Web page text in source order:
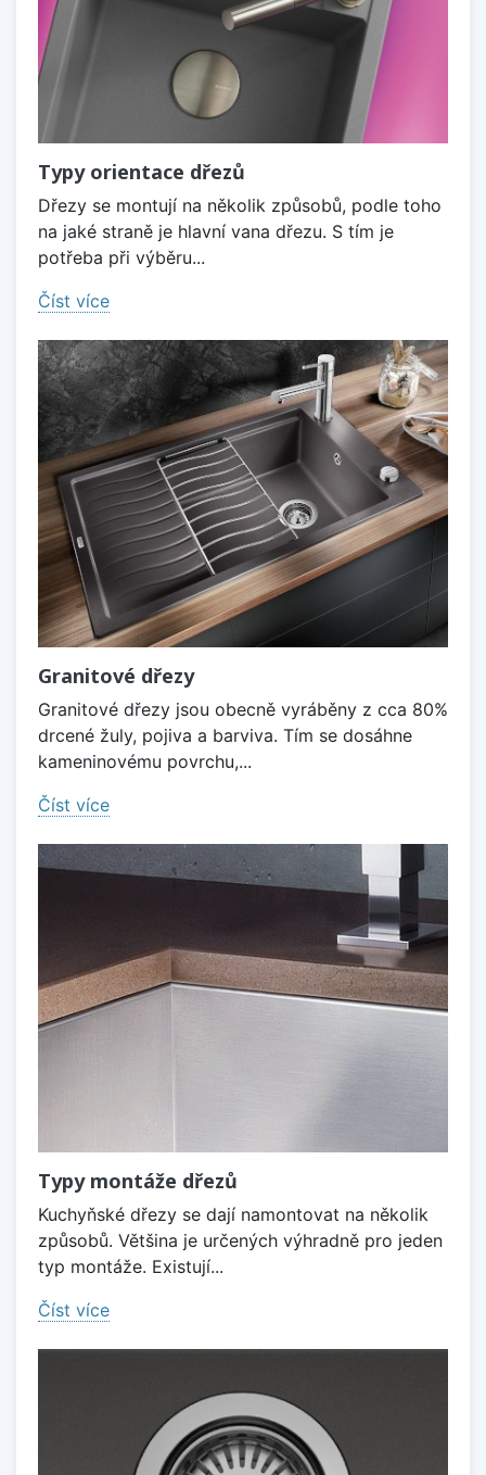
Typy orientace dřezů
Dřezy se montují na několik způsobů, podle toho
na jaké straně je hlavní vana dřezu. S tím je
potřeba při výběru...
Číst více
Granitové dřezy
Granitové dřezy jsou obecně vyráběny z cca 80%
drcené žuly, pojiva a barviva. Tím se dosáhne
kameninovému povrchu,...
Číst více
Typy montáže dřezů
Kuchyňské dřezy se dají namontovat na několik
způsobů. Většina je určených výhradně pro jeden
typ montáže. Existují...
Číst více